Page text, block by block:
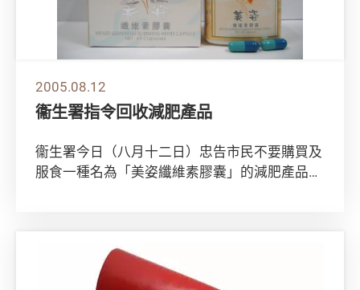
2005.08.12
衞生署指令回收減肥產品
衞生署今日（八月十二日）忠告市民不要購買及
服食一種名為「美姿纖維素膠囊」的減肥產品，